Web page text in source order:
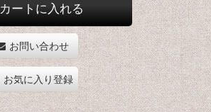
カートに入れる
お問い合わせ
お気に入り登録